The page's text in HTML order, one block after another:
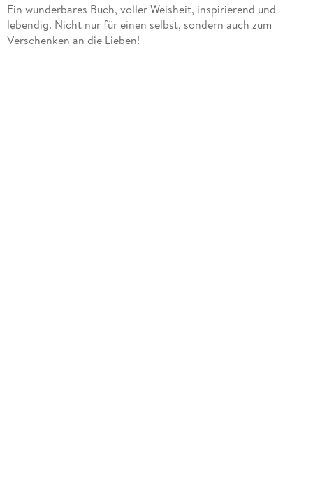
Ein wunderbares Buch, voller Weisheit, inspirierend und
lebendig. Nicht nur für einen selbst, sondern auch zum
Verschenken an die Lieben!